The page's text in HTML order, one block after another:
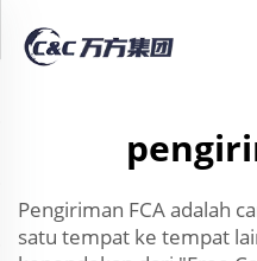
Pengiriman FCA adalah
satu tempat ke tempat